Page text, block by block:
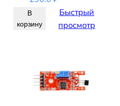
В
корзину
Быстрый
просмотр